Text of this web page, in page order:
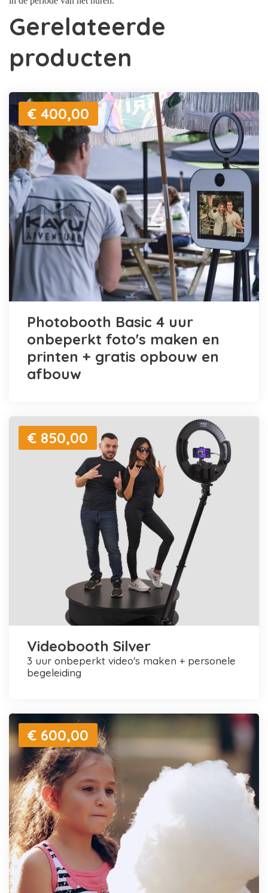
Gerelateerde
producten
€ 400,00
Photobooth Basic 4 uur
onbeperkt foto's maken en
printen + gratis opbouw en
afbouw
€ 850,00
Videobooth Silver
3 uur onbeperkt video's maken + personele
begeleiding
€ 600,00